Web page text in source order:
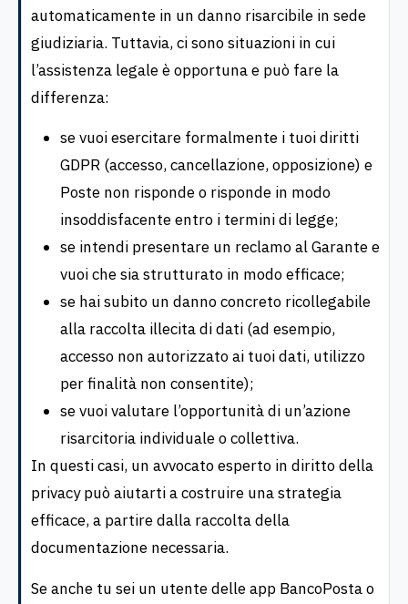
automaticamente in un danno risarcibile in sede
giudiziaria. Tuttavia, ci sono situazioni in cui
l’assistenza legale è opportuna e può fare la
differenza:
se vuoi esercitare formalmente i tuoi diritti
GDPR (accesso, cancellazione, opposizione) e
Poste non risponde o risponde in modo
insoddisfacente entro i termini di legge;
se intendi presentare un reclamo al Garante e
vuoi che sia strutturato in modo efficace;
se hai subito un danno concreto ricollegabile
alla raccolta illecita di dati (ad esempio,
accesso non autorizzato ai tuoi dati, utilizzo
per finalità non consentite);
se vuoi valutare l’opportunità di un’azione
risarcitoria individuale o collettiva.
In questi casi, un avvocato esperto in diritto della
privacy può aiutarti a costruire una strategia
efficace, a partire dalla raccolta della
documentazione necessaria.
Se anche tu sei un utente delle app BancoPosta o